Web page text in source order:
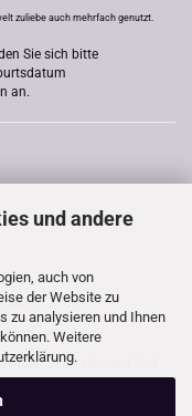
und andere
auch von
der Website zu
zu analysieren und Ihnen
Weitere
zuliebe auch mehrfach genutzt.
Sie sich bitte
an.
jedoch zur
der Dekoration und sind